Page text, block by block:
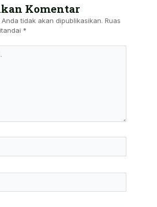
Komentar
Anda tidak akan dipublikasikan. Ruas
*